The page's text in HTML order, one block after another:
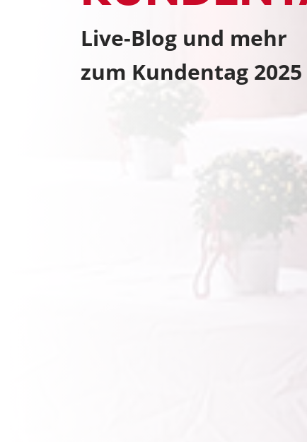
Live-Blog und mehr
zum Kundentag 2025